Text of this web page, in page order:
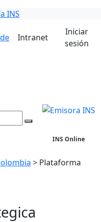
Intranet
Iniciar
sesión
INS Online
> Plataforma